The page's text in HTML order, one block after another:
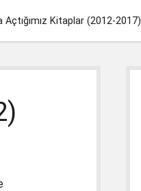
Açtığımız Kitaplar (2012-2017)